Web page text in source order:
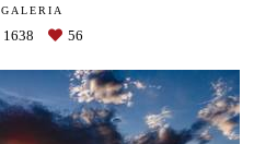
GALERIA
1638 56